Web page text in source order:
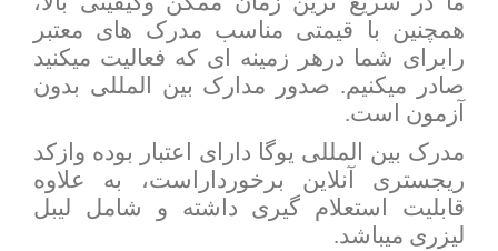
همچنین با قیمتی مناسب مدرک های معتبر
رابرای شما درهر زمینه ای که فعالیت میکنید
صادر میکنیم. صدور مدارک بین المللی بدون
آزمون است.
مدرک بین المللی یوگا دارای اعتبار بوده وازکد
ریجستری آنلاین برخورداراست، به علاوه
قابلیت استعلام گیری داشته و شامل لیبل
لیزری میباشد.